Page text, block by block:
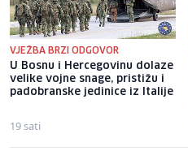
VJEŽBA BRZI ODGOVOR
U Bosnu i Hercegovinu dolaze
velike vojne snage, pristižu i
padobranske jedinice iz Italije
19 sati